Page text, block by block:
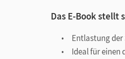
Das E-Book stellt
Entlastung der
Ideal für